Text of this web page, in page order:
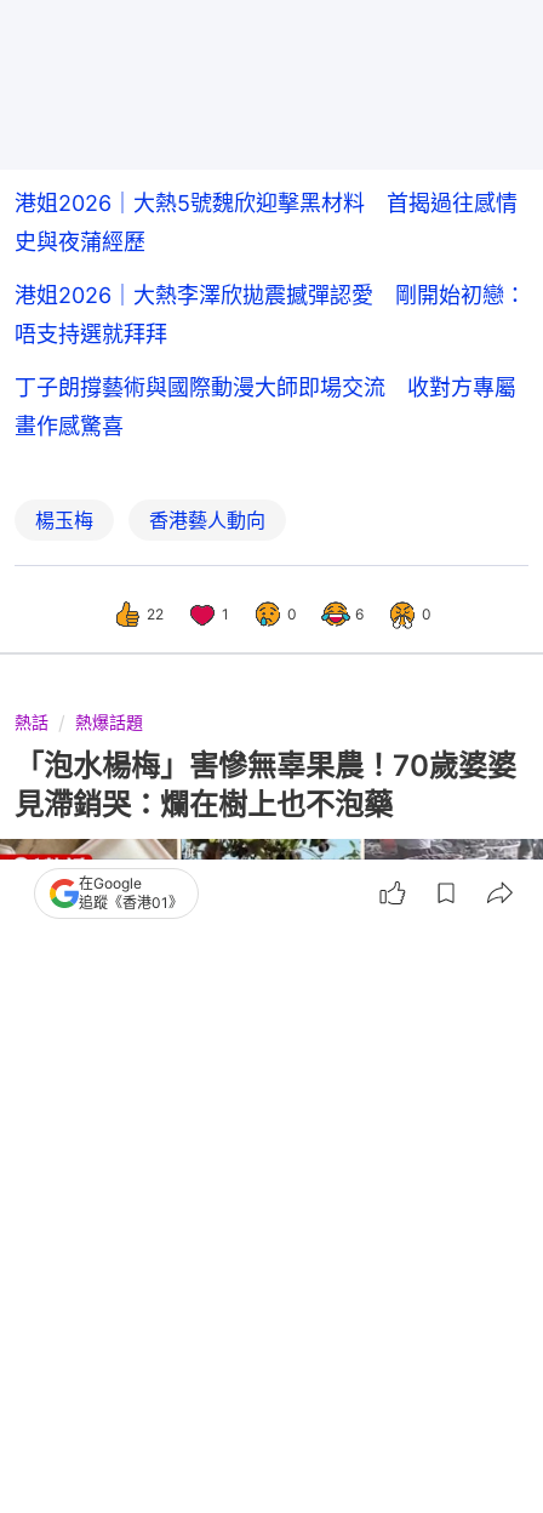
港姐2026｜大熱5號魏欣迎擊黑材料 首揭過往感情
史與夜蒲經歷
港姐2026｜大熱李澤欣拋震撼彈認愛 剛開始初戀：
唔支持選就拜拜
丁子朗撐藝術與國際動漫大師即場交流 收對方專屬
畫作感驚喜
楊玉梅 香港藝人動向
22 1 0 6 0
熱話 熱爆話題
「泡水楊梅」害慘無辜果農！70歲婆婆
見滯銷哭：爛在樹上也不泡藥
在Google
追蹤《香港01》